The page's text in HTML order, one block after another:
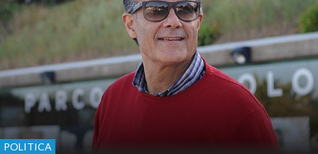
POLITICA